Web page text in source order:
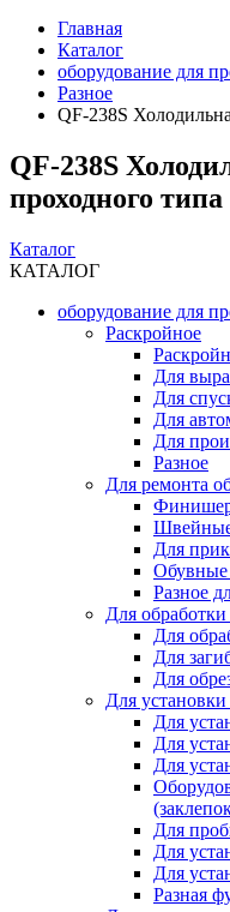
Главная
Каталог
оборудование для
Разное
QF-238S
QF-238S
проходного типа
Каталог
КАТАЛОГ
оборудование для
Раскройное
Для
Для
Для
Для
Разное
Для ремонта
Для
Обувные
Разное
Для обработки
Для
Для
Для
Для
Для
Для
Для
Для
Для
Для
Разная